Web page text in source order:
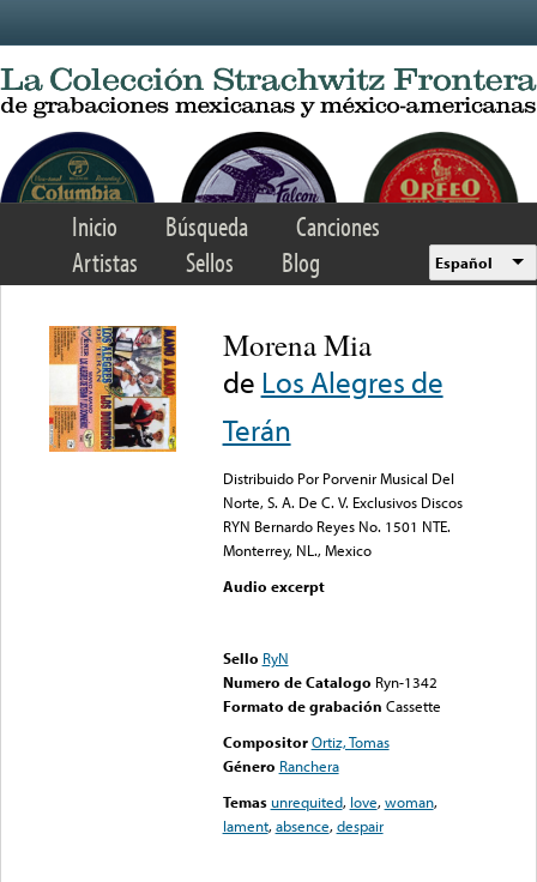
Inicio Búsqueda
Canciones
Artistas
Sellos Blog Español
Morena Mia
de Los Alegres de
Terán
Distribuido Por Porvenir Musical Del
Norte, S. A. De C. V. Exclusivos Discos
RYN Bernardo Reyes No. 1501 NTE.
Monterrey, NL., Mexico
Audio excerpt
Sello RyN
Numero de Catalogo Ryn-1342
Formato de grabación Cassette
Compositor Ortiz, Tomas
Género Ranchera
Temas unrequited, love,woman,
lament,absence,despair